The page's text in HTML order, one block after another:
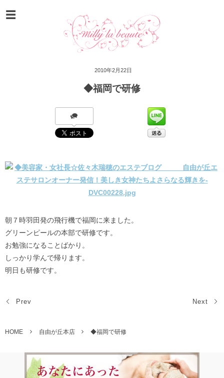
2010年2月22日
◆福岡で研修
朝７時羽田発の飛行機で福岡に来ました。
グリーンピールの本部で研修です。
お勉強になることばかり。
しっかり学んで帰ります。
明日も研修です。
Prev Next
HOME 自由が丘本店 ◆福岡で研修